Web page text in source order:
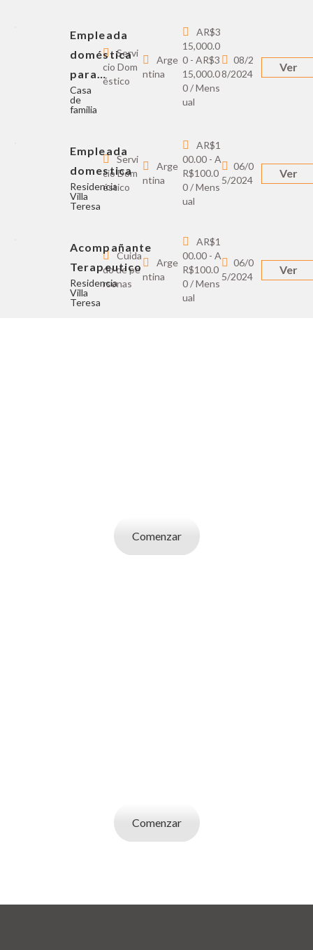
Empleada
doméstica
para…
Casa
de
familia
Servi
cio Dom
éstico
Arge
ntina
AR$3
15,000.0
0 - AR$3
15,000.0
0 / Mens
ual
08/2
8/2024
Ver
Empleada
domestica
Residencia
Villa
Teresa
Servi
cio Dom
éstico
Arge
ntina
AR$1
00.00 - A
R$100.0
0 / Mens
ual
06/0
5/2024
Ver
Acompañante
Terapeutico
Residencia
Villa
Teresa
Cuida
do de pe
rsonas
Arge
ntina
AR$1
00.00 - A
R$100.0
0 / Mens
ual
06/0
5/2024
Ver
Comenzar
Comenzar